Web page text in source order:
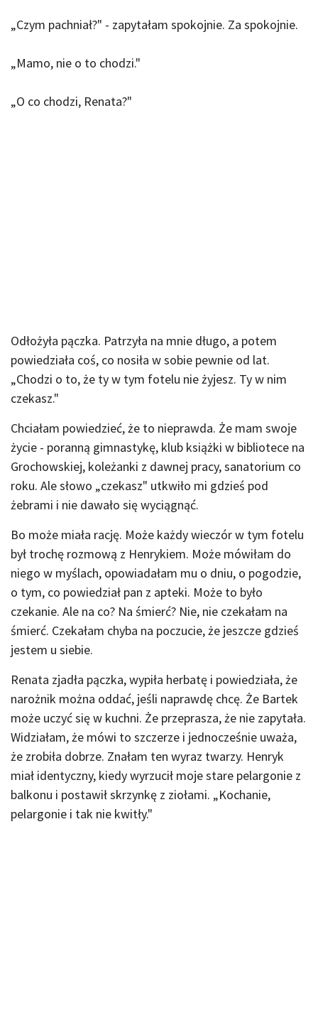
„Czym pachniał?" - zapytałam spokojnie. Za spokojnie.
„Mamo, nie o to chodzi."
„O co chodzi, Renata?"
Odłożyła pączka. Patrzyła na mnie długo, a potem
powiedziała coś, co nosiła w sobie pewnie od lat.
„Chodzi o to, że ty w tym fotelu nie żyjesz. Ty w nim
czekasz."
Chciałam powiedzieć, że to nieprawda. Że mam swoje
życie - poranną gimnastykę, klub książki w bibliotece na
Grochowskiej, koleżanki z dawnej pracy, sanatorium co
roku. Ale słowo „czekasz" utkwiło mi gdzieś pod
żebrami i nie dawało się wyciągnąć.
Bo może miała rację. Może każdy wieczór w tym fotelu
był trochę rozmową z Henrykiem. Może mówiłam do
niego w myślach, opowiadałam mu o dniu, o pogodzie,
o tym, co powiedział pan z apteki. Może to było
czekanie. Ale na co? Na śmierć? Nie, nie czekałam na
śmierć. Czekałam chyba na poczucie, że jeszcze gdzieś
jestem u siebie.
Renata zjadła pączka, wypiła herbatę i powiedziała, że
narożnik można oddać, jeśli naprawdę chcę. Że Bartek
może uczyć się w kuchni. Że przeprasza, że nie zapytała.
Widziałam, że mówi to szczerze i jednocześnie uważa,
że zrobiła dobrze. Znałam ten wyraz twarzy. Henryk
miał identyczny, kiedy wyrzucił moje stare pelargonie z
balkonu i postawił skrzynkę z ziołami. „Kochanie,
pelargonie i tak nie kwitły."